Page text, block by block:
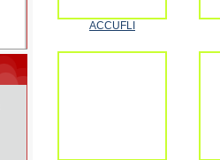
ACCUFLI